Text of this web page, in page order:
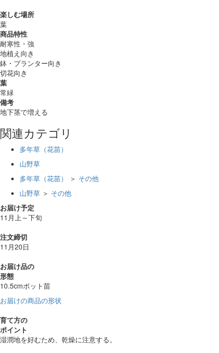
楽しむ場所
葉
商品特性
耐寒性・強
地植え向き
鉢・プランター向き
切花向き
葉
常緑
備考
地下茎で増える
関連カテゴリ
多年草（花苗）
山野草
多年草（花苗）
＞ その他
山野草 ＞ その他
お届け予定
11月上～下旬
注文締切
11月20日
お届け品の
形態
10.5cmポット苗
お届けの商品の形状
育て方の
ポイント
湿潤地を好むため、乾燥に注意する。